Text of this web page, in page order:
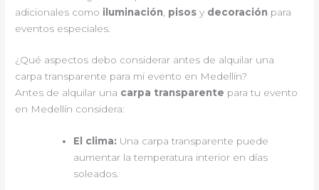
adicionales como iluminación pisos y decoración para
eventos especiales.
¿Qué aspectos debo considerar antes de alquilar una
carpa transparente para mi evento en Medellín?
Antes de alquilar una carpa transparente para tu evento
en Medellín considera:
El clima: Una carpa transparente puede
aumentar la temperatura interior en días
soleados.